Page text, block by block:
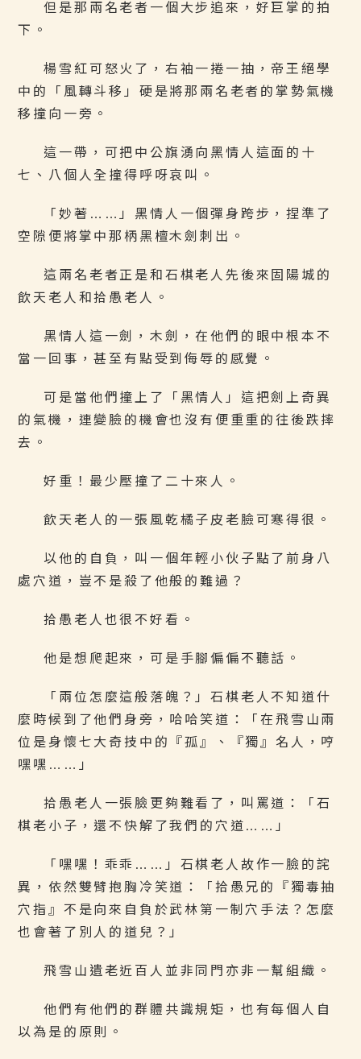
但是那兩名老者一個大步追來，好巨掌的拍
下。
楊雪紅可怒火了，右袖一捲一抽，帝王絕學
中的「風轉斗移」硬是將那兩名老者的掌勢氣機
移撞向一旁。
這一帶，可把中公旗湧向黑情人這面的十
七、八個人全撞得呼呀哀叫。
「妙著……」黑情人一個彈身跨步，捏準了
空隙便將掌中那柄黑檀木劍刺出。
這兩名老者正是和石棋老人先後來固陽城的
飲天老人和拾愚老人。
黑情人這一劍，木劍，在他們的眼中根本不
當一回事，甚至有點受到侮辱的感覺。
可是當他們撞上了「黑情人」這把劍上奇異
的氣機，連變臉的機會也沒有便重重的往後跌摔
去。
好重！最少壓撞了二十來人。
飲天老人的一張風乾橘子皮老臉可寒得很。
以他的自負，叫一個年輕小伙子點了前身八
處穴道，豈不是殺了他般的難過？
拾愚老人也很不好看。
他是想爬起來，可是手腳偏偏不聽話。
「兩位怎麼這般落魄？」石棋老人不知道什
麼時候到了他們身旁，哈哈笑道：「在飛雪山兩
位是身懷七大奇技中的『孤』、『獨』名人，哼
嘿嘿……」
拾愚老人一張臉更夠難看了，叫罵道：「石
棋老小子，還不快解了我們的穴道……」
「嘿嘿！乖乖……」石棋老人故作一臉的詫
異，依然雙臂抱胸冷笑道：「拾愚兄的『獨毒抽
穴指』不是向來自負於武林第一制穴手法？怎麼
也會著了別人的道兒？」
飛雪山遺老近百人並非同門亦非一幫組織。
他們有他們的群體共識規矩，也有每個人自
以為是的原則。